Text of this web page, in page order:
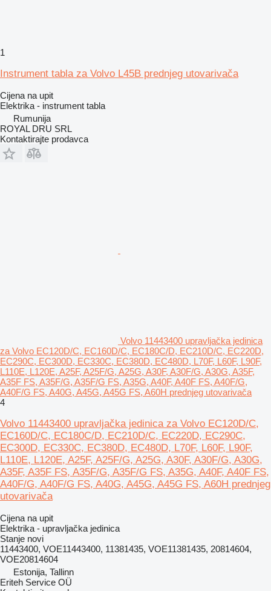
1
Instrument tabla za Volvo L45B prednjeg utovarivača
Cijena na upit
Elektrika - instrument tabla
Rumunija
ROYAL DRU SRL
Kontaktirajte prodavca
Volvo 11443400 upravljačka jedinica
za Volvo EC120D/C, EC160D/C, EC180C/D, EC210D/C, EC220D,
EC290C, EC300D, EC330C, EC380D, EC480D, L70F, L60F, L90F,
L110E, L120E, A25F, A25F/G, A25G, A30F, A30F/G, A30G, A35F,
A35F FS, A35F/G, A35F/G FS, A35G, A40F, A40F FS, A40F/G,
A40F/G FS, A40G, A45G, A45G FS, A60H prednjeg utovarivača
4
Volvo 11443400 upravljačka jedinica za Volvo EC120D/C,
EC160D/C, EC180C/D, EC210D/C, EC220D, EC290C,
EC300D, EC330C, EC380D, EC480D, L70F, L60F, L90F,
L110E, L120E, A25F, A25F/G, A25G, A30F, A30F/G, A30G,
A35F, A35F FS, A35F/G, A35F/G FS, A35G, A40F, A40F FS,
A40F/G, A40F/G FS, A40G, A45G, A45G FS, A60H prednjeg
utovarivača
Cijena na upit
Elektrika - upravljačka jedinica
Stanje novi
11443400, VOE11443400, 11381435, VOE11381435, 20814604,
VOE20814604
Estonija, Tallinn
Eriteh Service OÜ